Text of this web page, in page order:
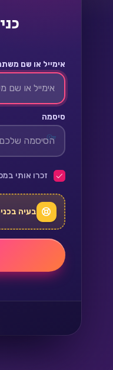
אימייל או שם
סיסמה
זכרו אותי
בעיה